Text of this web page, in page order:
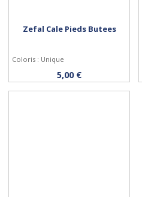
Personnaliser
Zefal Cale Pieds Butees
Coloris : Unique
5,00 €